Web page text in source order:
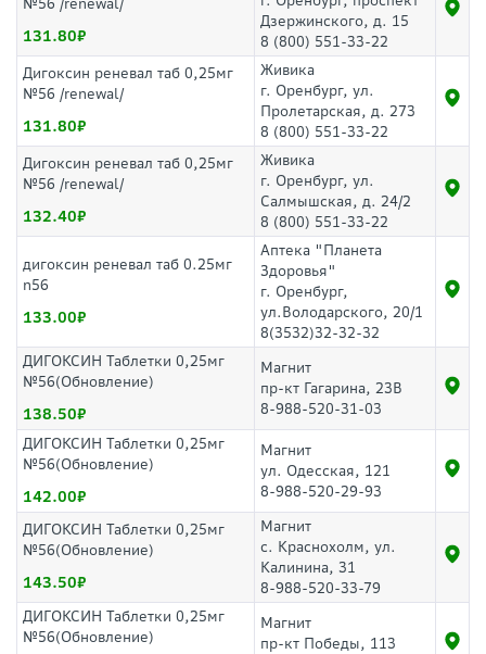
№56 /renewal/
131.80
Дзержинского, д. 15
8 (800) 551-33-22
Дигоксин реневал таб 0,25мг
№56 /renewal/
131.80
Живика
г. Оренбург, ул.
Пролетарская, д. 273
8 (800) 551-33-22
Дигоксин реневал таб 0,25мг
№56 /renewal/
132.40
Живика
г. Оренбург, ул.
Салмышская, д. 24/2
8 (800) 551-33-22
дигоксин реневал таб 0.25мг
n56
133.00
Аптека "Планета
Здоровья"
г. Оренбург,
ул.Володарского, 20/1
8(3532)32-32-32
ДИГОКСИН Таблетки 0,25мг
№56(Обновление)
138.50
Магнит
пр-кт Гагарина, 23В
8-988-520-31-03
ДИГОКСИН Таблетки 0,25мг
№56(Обновление)
142.00
Магнит
ул. Одесская, 121
8-988-520-29-93
ДИГОКСИН Таблетки 0,25мг
№56(Обновление)
143.50
Магнит
с. Краснохолм, ул.
Калинина, 31
8-988-520-33-79
ДИГОКСИН Таблетки 0,25мг
№56(Обновление)
Магнит
пр-кт Победы, 113